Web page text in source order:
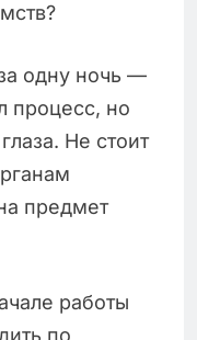
одну ночь —
процесс, но
Не стоит
предмет
работы
по